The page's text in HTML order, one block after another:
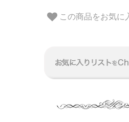
この商品をお気に